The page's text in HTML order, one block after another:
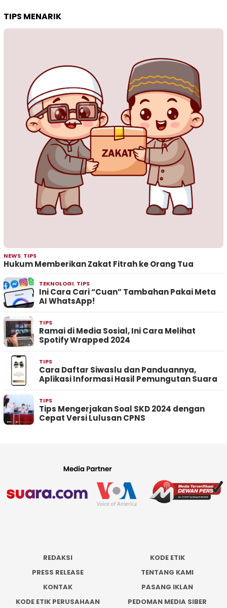
TIPS MENARIK
NEWS, TIPS
Hukum Memberikan Zakat Fitrah ke Orang Tua
TEKNOLOGI, TIPS
Ini Cara Cari “Cuan” Tambahan Pakai Meta
AI WhatsApp!
TIPS
Ramai di Media Sosial, Ini Cara Melihat
Spotify Wrapped 2024
TIPS
Cara Daftar Siwaslu dan Panduannya,
Aplikasi Informasi Hasil Pemungutan Suara
TIPS
Tips Mengerjakan Soal SKD 2024 dengan
Cepat Versi Lulusan CPNS
REDAKSI
KODE ETIK
PRESS RELEASE
TENTANG KAMI
KONTAK
PASANG IKLAN
KODE ETIK PERUSAHAAN
PEDOMAN MEDIA SIBER